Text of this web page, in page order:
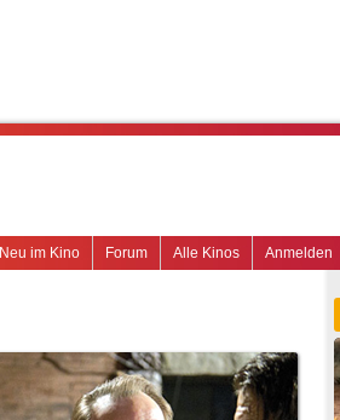
Anmelden
Alle Kinos
Forum
Neu im Kino